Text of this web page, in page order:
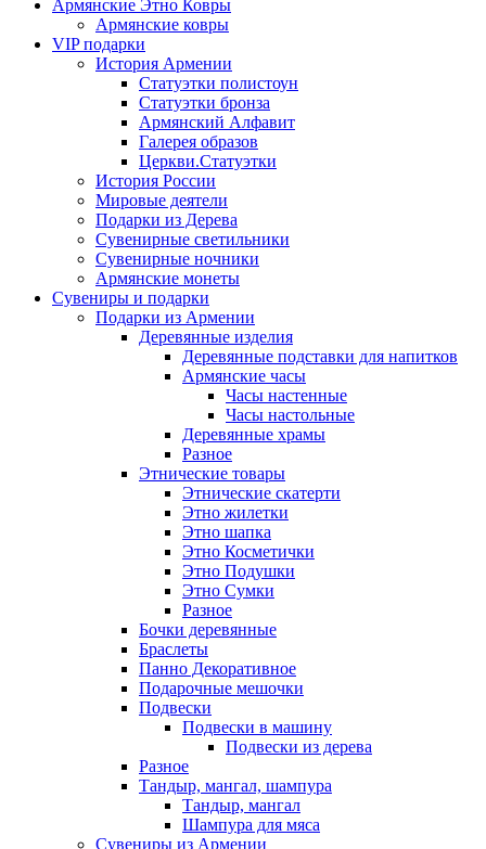
Армянские Этно Ковры
Армянские ковры
VIP подарки
История Армении
Статуэтки полистоун
Статуэтки бронза
Армянский Алфавит
Галерея образов
Церкви.Статуэтки
История России
Мировые деятели
Подарки из Дерева
Сувенирные светильники
Сувенирные ночники
Армянские монеты
Сувениры и подарки
Подарки из Армении
Деревянные изделия
Деревянные подставки для напитков
Армянские часы
Часы настенные
Часы настольные
Деревянные храмы
Разное
Этнические товары
Этнические скатерти
Этно жилетки
Этно шапка
Этно Косметички
Этно Подушки
Этно Сумки
Разное
Бочки деревянные
Браслеты
Панно Декоративное
Подарочные мешочки
Подвески
Подвески в машину
Подвески из дерева
Разное
Тандыр, мангал, шампура
Тандыр, мангал
Шампура для мяса
Сувениры из Армении